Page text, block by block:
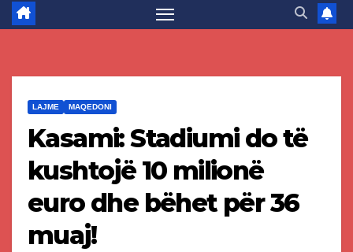
LAJME MAQEDONI
Kasami: Stadiumi do të
kushtojë 10 milionë
euro dhe bëhet për 36
muaj!